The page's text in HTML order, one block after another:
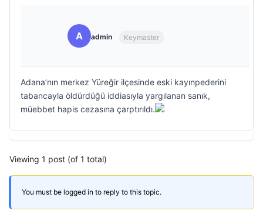
A admin Keymaster
Adana’nın merkez Yüreğir ilçesinde eski kayınpederini
tabancayla öldürdüğü iddiasıyla yargılanan sanık,
müebbet hapis cezasına çarptırıldı.
Viewing 1 post (of 1 total)
You must be logged in to reply to this topic.